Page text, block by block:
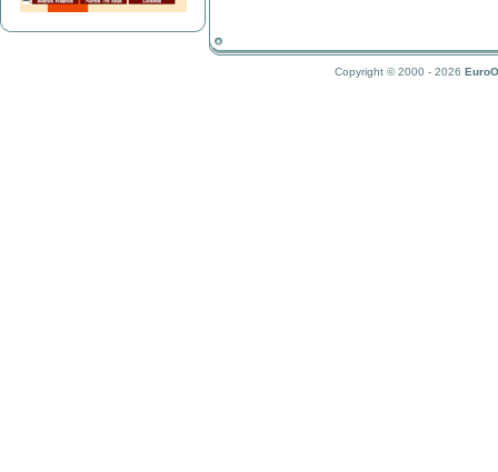
Copyright © 2000 - 2026